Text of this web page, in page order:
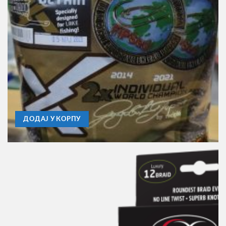
FEEDER PECANJE
Primama Gica Mix Extreme Feeder 1.2kg Black Betain
330,00 RSD
ДОДАЈ У КОРПУ